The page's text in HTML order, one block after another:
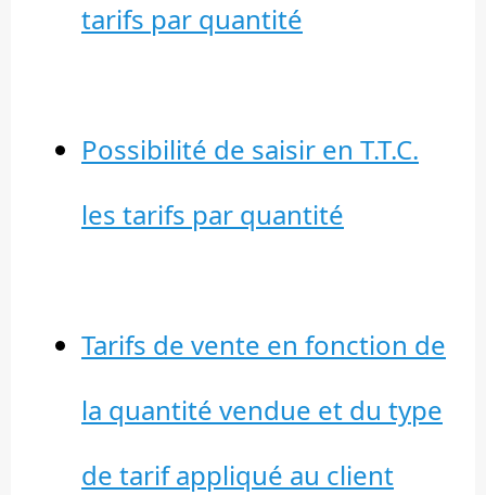
tarifs par quantité
Possibilité de saisir en T.T.C.
les tarifs par quantité
Tarifs de vente en fonction de
la quantité vendue et du type
de tarif appliqué au client